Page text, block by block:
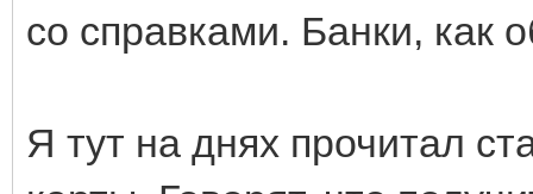
со справками. Банки, как
Я тут на днях прочитал